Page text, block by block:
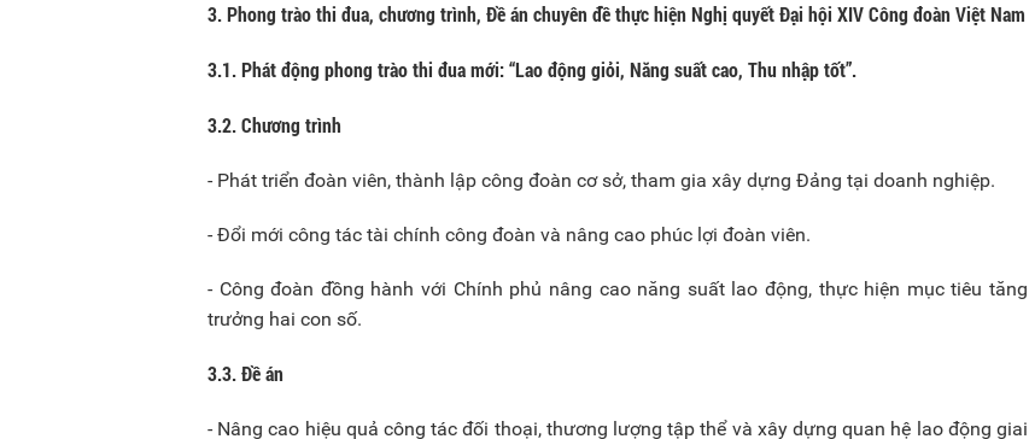
3. Phong trào thi đua, chương trình, Đề án chuyên đề thực hiện Nghị quyết Đại hội XIV Công đoàn Việt Nam
3.1. Phát động phong trào thi đua mới: “Lao động giỏi, Năng suất cao, Thu nhập tốt”.
3.2. Chương trình
- Phát triển đoàn viên, thành lập công đoàn cơ sở, tham gia xây dựng Đảng tại doanh nghiệp.
- Đổi mới công tác tài chính công đoàn và nâng cao phúc lợi đoàn viên.
- Công đoàn đồng hành với Chính phủ nâng cao năng suất lao động, thực hiện mục tiêu tăng
trưởng hai con số.
3.3. Đề án
- Nâng cao hiệu quả công tác đối thoại, thương lượng tập thể và xây dựng quan hệ lao động giai